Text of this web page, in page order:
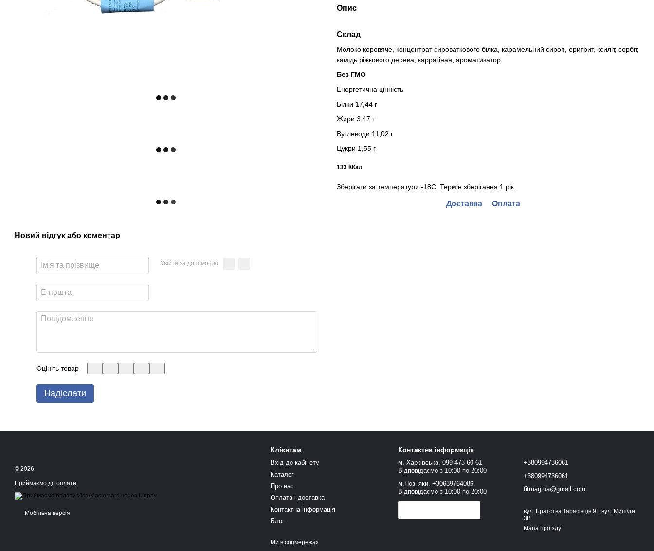
Новий відгук або коментар
Увійти за допомогою
Оцініть товар
Надіслати
Опис
Склад
Молоко коровяче, концентрат сироваткового білка, карамельний сироп, еритрит, ксиліт, сорбіт,
камідь ріжкового дерева, каррагінан, ароматизатор
Без ГМО
Енергетична цінність
Білки 17,44 г
Жири 3,47 г
Вуглеводи 11,02 г
Цукри 1,55 г
133 ККал
Зберігати за температури -18С. Термін зберігання 1 рік.
Доставка Оплата
© 2026
Приймаємо до оплати
Мобільна версія
Клієнтам
Вхід до кабінету
Каталог
Про нас
Оплата і доставка
Контактна інформація
Блог
Ми в соцмережах
Контактна інформація
м. Харківська, 099-473-60-61
Відповідаємо з 10:00 по 20:00
м.Позняки, +30639764086
Відповідаємо з 10:00 по 20:00
+380994736061
+380994736061
fitmag.ua@gmail.com
вул. Братства Тарасівців 9Е вул. Мишуги
3В
Мапа проїзду